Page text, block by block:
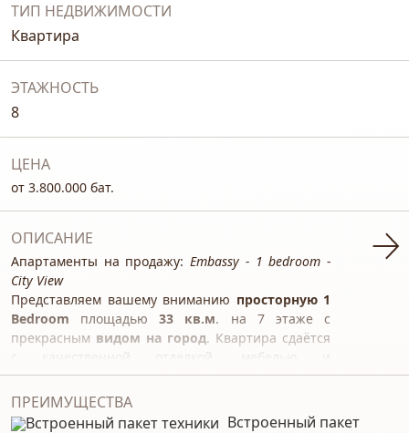
ТИП НЕДВИЖИМОСТИ
Квартира
ЭТАЖНОСТЬ
8
ЦЕНА
от 3.800.000 бат.
ОПИСАНИЕ
Апартаменты на продажу:Embassy - 1 bedroom -
City View
Представляем вашему вниманию просторную 1
Bedroom площадью33 кв.м. на 7 этаже с
прекрасным видом на город. Квартира сдаётся
с качественной отделкой, мебелью и
необходимой бытовой техникой.
Обратите внимание: Есть выбор этой
ПРЕИМУЩЕСТВА
Встроенный пакет